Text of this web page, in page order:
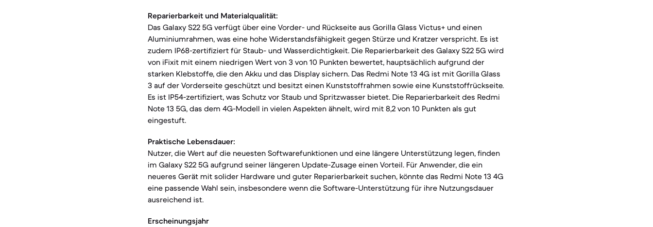
Reparierbarkeit und Materialqualität:
Das Galaxy S22 5G verfügt über eine Vorder- und Rückseite aus Gorilla Glass Victus+ und einen
Aluminiumrahmen, was eine hohe Widerstandsfähigkeit gegen Stürze und Kratzer verspricht. Es ist
zudem IP68-zertifiziert für Staub- und Wasserdichtigkeit. Die Reparierbarkeit des Galaxy S22 5G wird
von iFixit mit einem niedrigen Wert von 3 von 10 Punkten bewertet, hauptsächlich aufgrund der
starken Klebstoffe, die den Akku und das Display sichern. Das Redmi Note 13 4G ist mit Gorilla Glass
3 auf der Vorderseite geschützt und besitzt einen Kunststoffrahmen sowie eine Kunststoffrückseite.
Es ist IP54-zertifiziert, was Schutz vor Staub und Spritzwasser bietet. Die Reparierbarkeit des Redmi
Note 13 5G, das dem 4G-Modell in vielen Aspekten ähnelt, wird mit 8,2 von 10 Punkten als gut
eingestuft.
Praktische Lebensdauer:
Nutzer, die Wert auf die neuesten Softwarefunktionen und eine längere Unterstützung legen, finden
im Galaxy S22 5G aufgrund seiner längeren Update-Zusage einen Vorteil. Für Anwender, die ein
neueres Gerät mit solider Hardware und guter Reparierbarkeit suchen, könnte das Redmi Note 13 4G
eine passende Wahl sein, insbesondere wenn die Software-Unterstützung für ihre Nutzungsdauer
ausreichend ist.
Erscheinungsjahr